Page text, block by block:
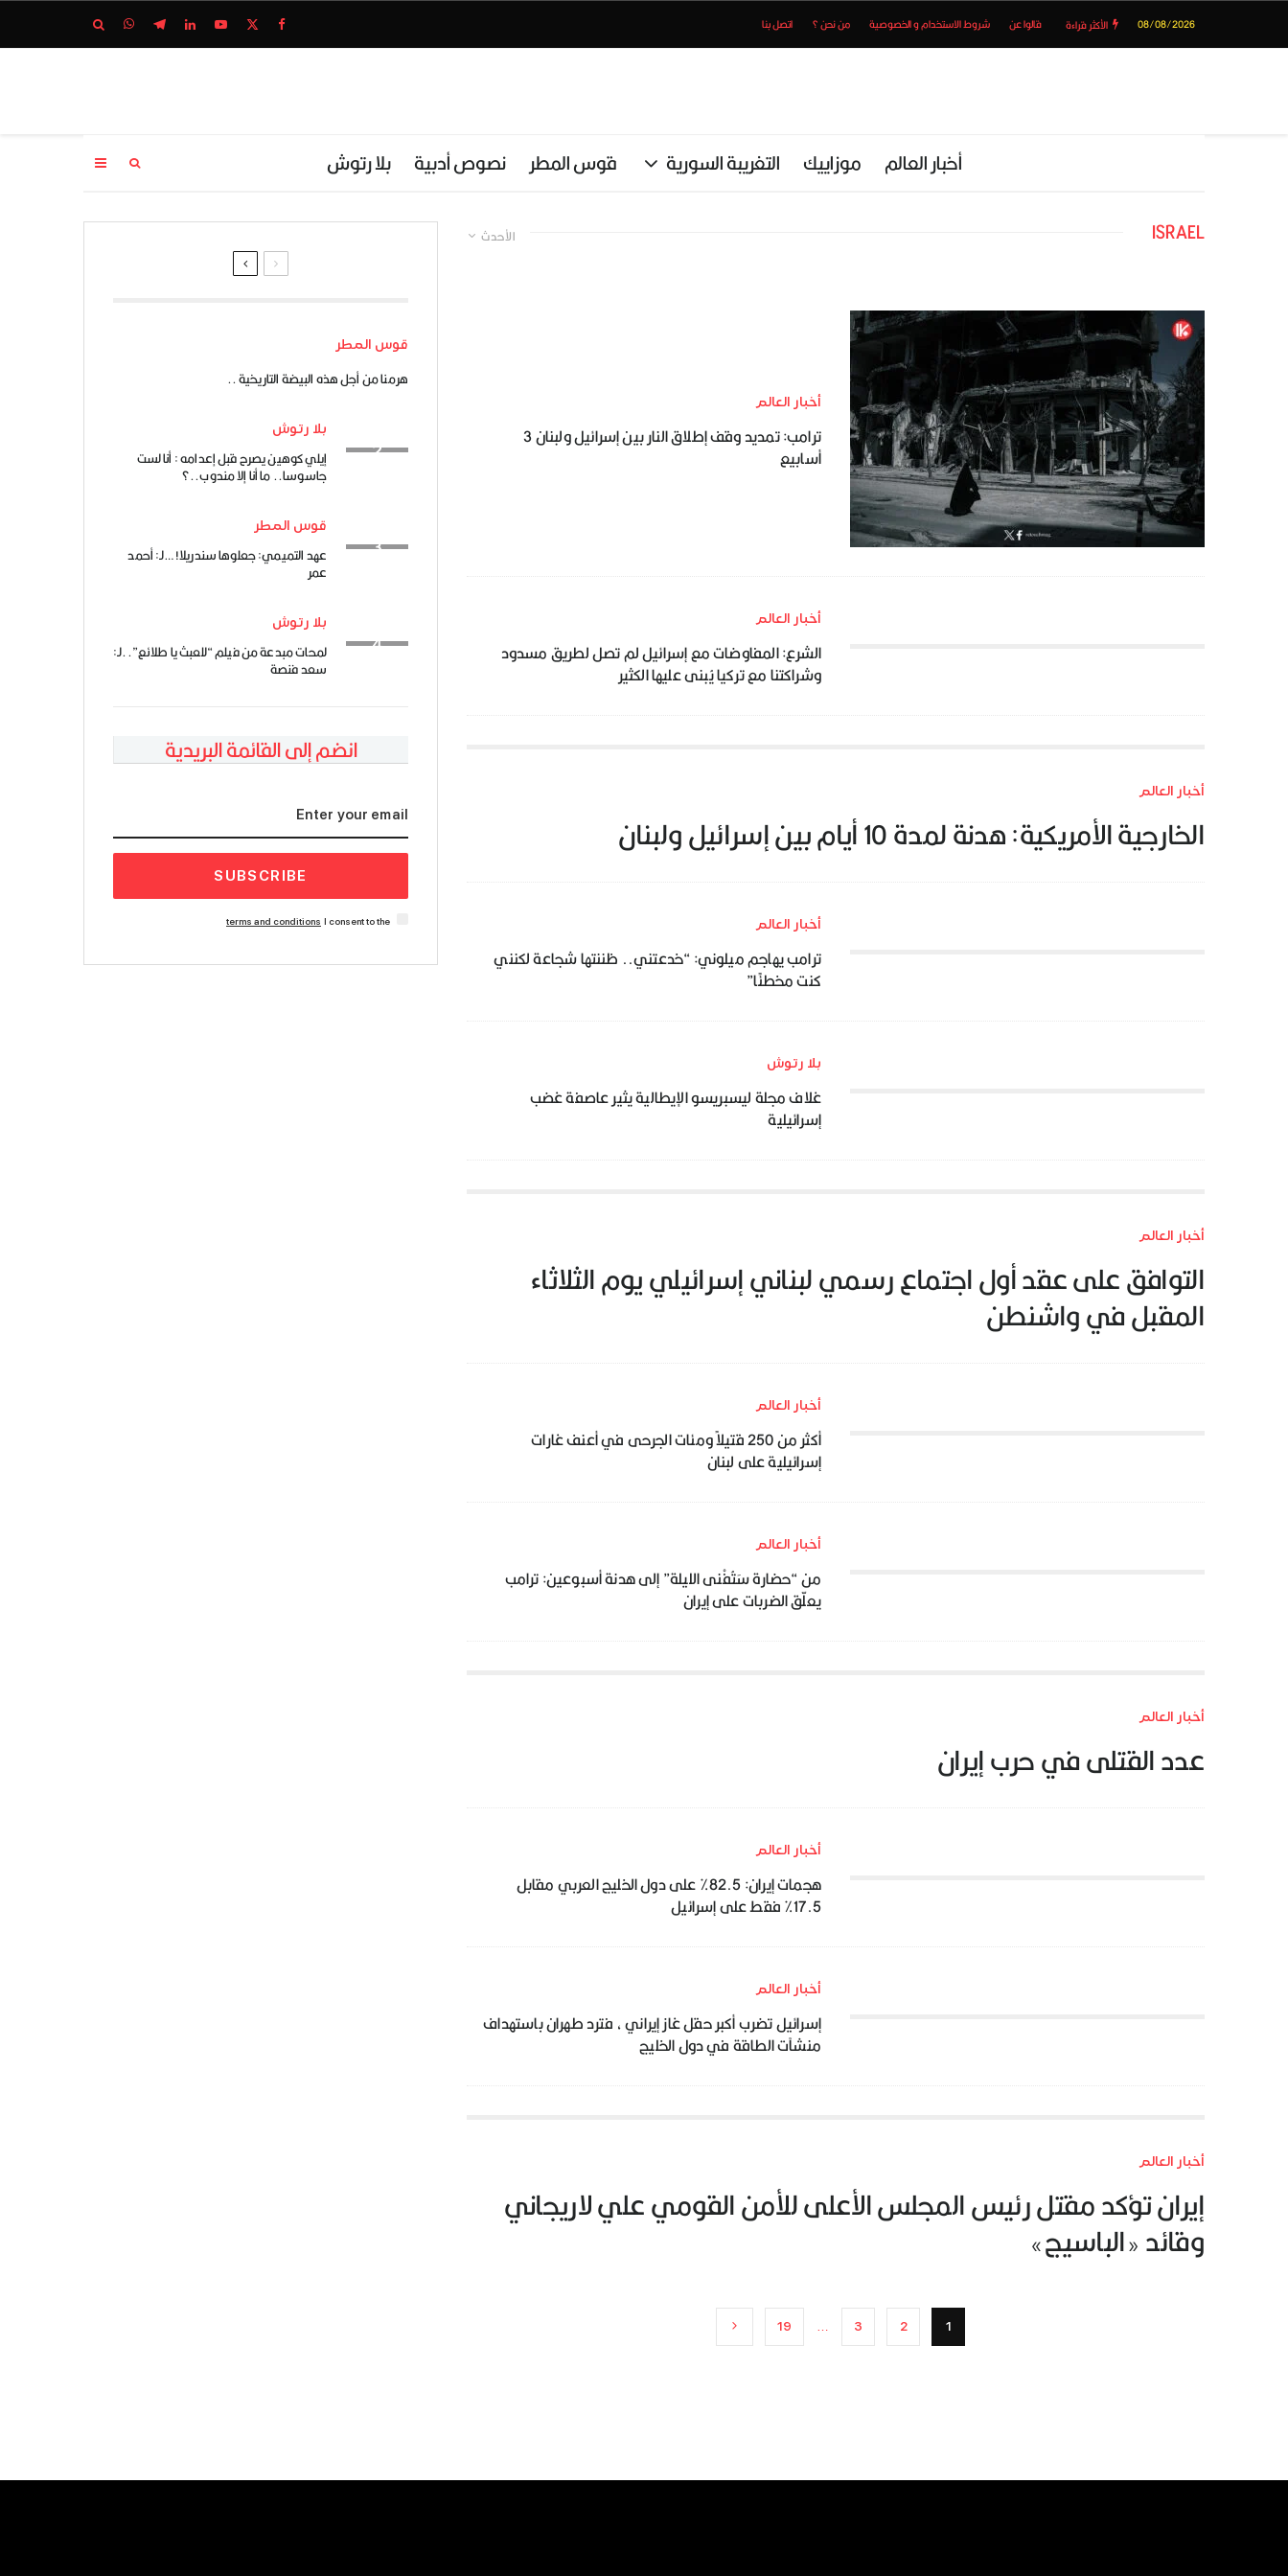
08/08/2026 الأكثر قراءة قالوا عن شروط الاستخدام و الخصوصية من نحن ؟ اتصل بنا
أخبار العالم موزاييك التغريبة السورية قوس المطر نصوص أدبية بلا رتوش
الأحدث ISRAEL
أخبار العالم
ترامب: تمديد وقف إطلاق النار بين إسرائيل ولبنان 3
أسابيع
أخبار العالم
الشرع: المفاوضات مع إسرائيل لم تصل لطريق مسدود
وشراكتنا مع تركيا يُبنى عليها الكثير
أخبار العالم
الخارجية الأمريكية: هدنة لمدة 10 أيام بين إسرائيل ولبنان
أخبار العالم
ترامب يهاجم ميلوني: “خدعتني.. ظننتها شجاعة لكنني
كنت مخطئًا”
بلا رتوش
غلاف مجلة ليسبريسو الإيطالية يثير عاصفة غضب
إسرائيلية
أخبار العالم
التوافق على عقد أول اجتماع رسمي لبناني إسرائيلي يوم الثلاثاء
المقبل في واشنطن
أخبار العالم
أكثر من 250 قتيلاً ومئات الجرحى في أعنف غارات
إسرائيلية على لبنان
أخبار العالم
من “حضارة سَتُفْنى الليلة” إلى هدنة أسبوعين: ترامب
يعلّق الضربات على إيران
أخبار العالم
عدد القتلى في حرب إيران
أخبار العالم
هجمات إيران: 82.5% على دول الخليج العربي مقابل
17.5% فقط على إسرائيل
أخبار العالم
إسرائيل تضرب أكبر حقل غاز إيراني ، فترد طهران باستهداف
منشآت الطاقة في دول الخليج
أخبار العالم
إيران تؤكد مقتل رئيس المجلس الأعلى للأمن القومي علي لاريجاني
وقائد «الباسيج»
1
2
3
…
19
قوس المطر
هرمنا من أجل هذه البيضة التاريخية ..
بلا رتوش
إيلي كوهين يصرح قبل إعدامه : أنا لست
جاسوسا.. ما أنا إلا مندوب..؟
قوس المطر
عهد التميمي: جعلوها سندريلا! …لـ: أحمد
عمر
بلا رتوش
لمحات مبدعة من فيلم “للعبث يا طلائع”..لـ:
سعد فنصة
انضم إلى القائمة البريدية
SUBSCRIBE
I consent to the
terms and conditions